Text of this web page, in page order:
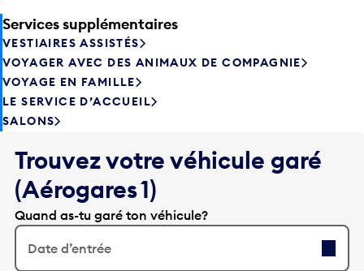
Services supplémentaires
VESTIAIRES ASSISTÉS
VOYAGER AVEC DES ANIMAUX DE COMPAGNIE
VOYAGE EN FAMILLE
LE SERVICE D’ACCUEIL
SALONS
Trouvez votre véhicule garé
(Aérogares 1)
Quand as-tu garé ton véhicule?
Date d’entrée